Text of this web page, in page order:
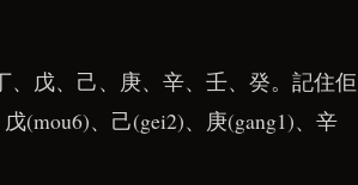
戊、己、庚、辛、壬、癸。記住佢
(mou6)、己(gei2)、庚(gang1)、辛